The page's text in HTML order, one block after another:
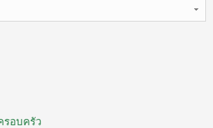
รอบครัว